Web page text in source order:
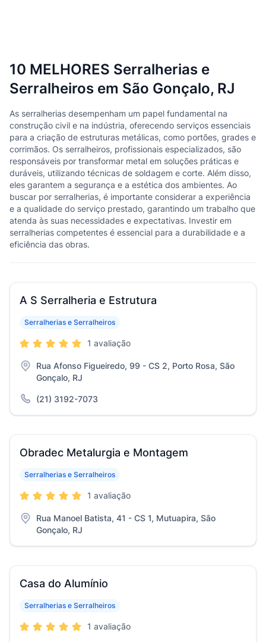
10 MELHORES Serralherias e
Serralheiros em São Gonçalo, RJ
As serralherias desempenham um papel fundamental na
construção civil e na indústria, oferecendo serviços essenciais
para a criação de estruturas metálicas, como portões, grades e
corrimãos. Os serralheiros, profissionais especializados, são
responsáveis por transformar metal em soluções práticas e
duráveis, utilizando técnicas de soldagem e corte. Além disso,
eles garantem a segurança e a estética dos ambientes. Ao
buscar por serralherias, é importante considerar a experiência
e a qualidade do serviço prestado, garantindo um trabalho que
atenda às suas necessidades e expectativas. Investir em
serralherias competentes é essencial para a durabilidade e a
eficiência das obras.
A S Serralheria e Estrutura
Serralherias e Serralheiros
1 avaliação
Rua Afonso Figueiredo, 99 - CS 2, Porto Rosa, São
Gonçalo, RJ
(21) 3192-7073
Obradec Metalurgia e Montagem
Serralherias e Serralheiros
1 avaliação
Rua Manoel Batista, 41 - CS 1, Mutuapira, São
Gonçalo, RJ
Casa do Alumínio
Serralherias e Serralheiros
1 avaliação